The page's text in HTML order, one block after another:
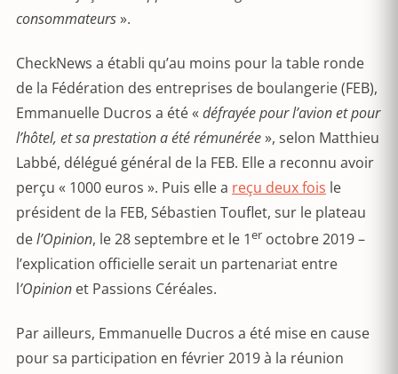
consommateurs».
CheckNews a établi qu’au moins pour la table ronde
de la Fédération des entreprises de boulangerie (FEB),
Emmanuelle Ducros a été « défrayée pour l’avion et pour
l’hôtel, et sa prestation a été rémunérée», selon Matthieu
Labbé, délégué général de la FEB. Elle a reconnu avoir
perçu « 1000 euros ». Puis elle a reçu deux fois le
président de la FEB, Sébastien Touflet, sur le plateau
del’Opinion, le 28 septembre et le 1er octobre 2019 –
l’explication officielle serait un partenariat entre
l’Opinion et Passions Céréales.
Par ailleurs, Emmanuelle Ducros a été mise en cause
pour sa participation en février 2019 à la réunion